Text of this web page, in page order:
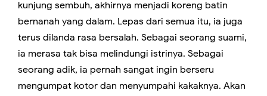
kunjung sembuh, akhirnya menjadi koreng batin
bernanah yang dalam. Lepas dari semua itu, ia juga
terus dilanda rasa bersalah. Sebagai seorang suami,
ia merasa tak bisa melindungi istrinya. Sebagai
seorang adik, ia pernah sangat ingin berseru
mengumpat kotor dan menyumpahi kakaknya. Akan